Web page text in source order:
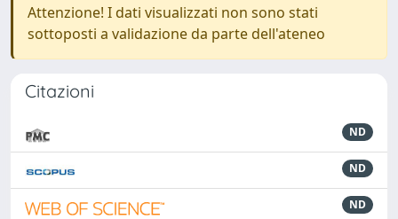
Attenzione! I dati visualizzati non sono stati
sottoposti a validazione da parte dell'ateneo
Citazioni
ND
ND
ND